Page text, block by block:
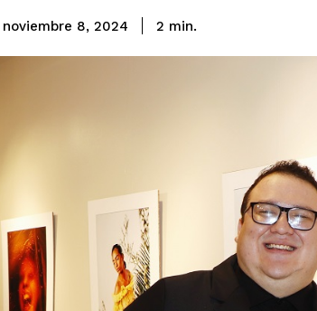
noviembre 8, 2024 2 min.